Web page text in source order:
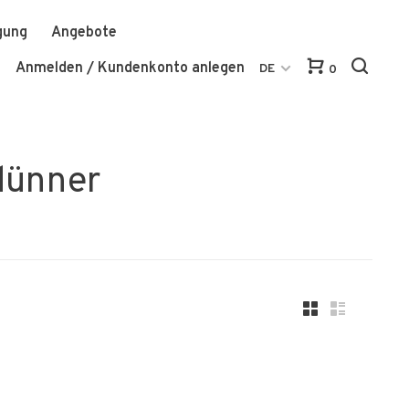
Angebote
Anmelden / Kundenkonto anlegen
DE 0